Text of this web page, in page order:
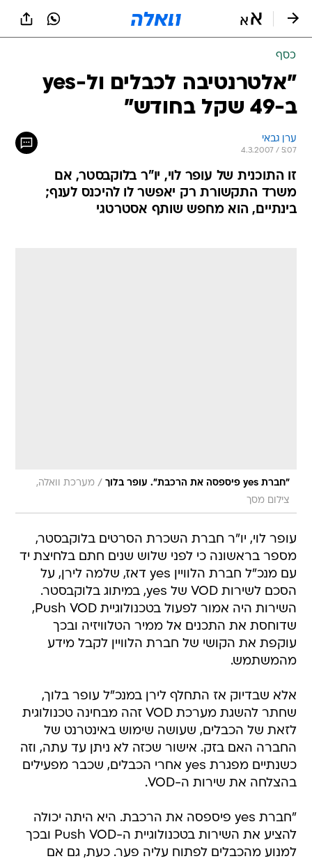
כסף
"אלטרנטיבה לכבלים ול-yes
ב-49 שקל בחודש"
ערן גבאי
4.3.2007 / 5:07
זו התוכנית של עופר לוי, יו"ר בלוקבסטר, אם
משרד התקשורת רק יאפשר לו להיכנס לענף;
בינתיים, הוא מחפש שותף אסטרטגי
"חברת yes פיספסה את הרכבת". עופר בלוך / מערכת וואלה,
צילום מסך
עופר לוי, יו"ר חברת השכרת הסרטים בלוקבסטר,
מספר בראשונה כי לפני שלוש שנים חתם בלחיצת יד
עם מנכ"ל חברת הלוויין yes דאז, שלמה לירן, על
הסכם לשירות VOD של yes, במיתוג בלוקבסטר.
השירות היה אמור לפעול בטכנולוגיית Push VOD,
שדוחסת את התכנים אל ממיר הטלוויזיה ובכך
עוקפת את הקושי של חברת הלוויין לקבל מידע
מהמשתמש.
אלא שבדיוק אז התחלף לירן במנכ"ל עופר בלוך,
שחתר להשגת מערכת VOD זהה מבחינה טכנולוגית
לזאת של הכבלים, שעושה שימוש באינטרנט של
החברה האם בזק. אישור שכזה לא ניתן עד עתה, וזה
כשנתיים מפגרת yes אחרי הכבלים, שכבר מפעילים
בהצלחה את שירות ה-VOD.
"חברת yes פיספסה את הרכבת. היא היתה יכולה
להציע את השירות בטכנולוגיית ה-Push VOD ובכך
למנוע מהכבלים לפתוח עליה פער. כעת, גם אם